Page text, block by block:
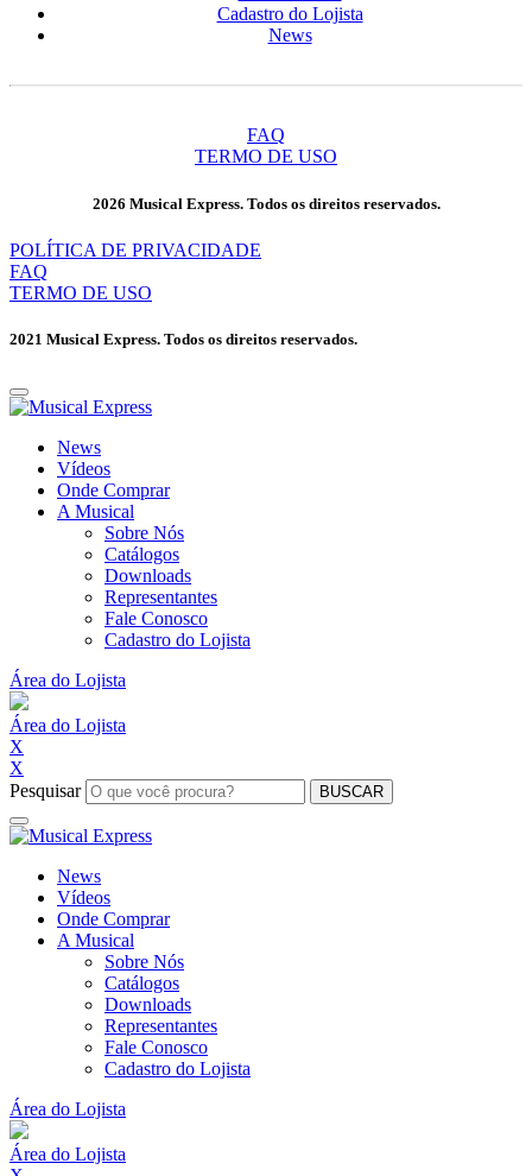
Cadastro do Lojista
News
FAQ
TERMO DE USO
2026 Musical Express. Todos os direitos reservados.
POLÍTICA DE PRIVACIDADE
FAQ
TERMO DE USO
2021 Musical Express. Todos os direitos reservados.
News
Vídeos
Onde Comprar
A Musical
Sobre Nós
Catálogos
Downloads
Representantes
Fale Conosco
Cadastro do Lojista
Área do Lojista
Área do Lojista
X
X
Pesquisar
BUSCAR
News
Vídeos
Onde Comprar
A Musical
Sobre Nós
Catálogos
Downloads
Representantes
Fale Conosco
Cadastro do Lojista
Área do Lojista
Área do Lojista